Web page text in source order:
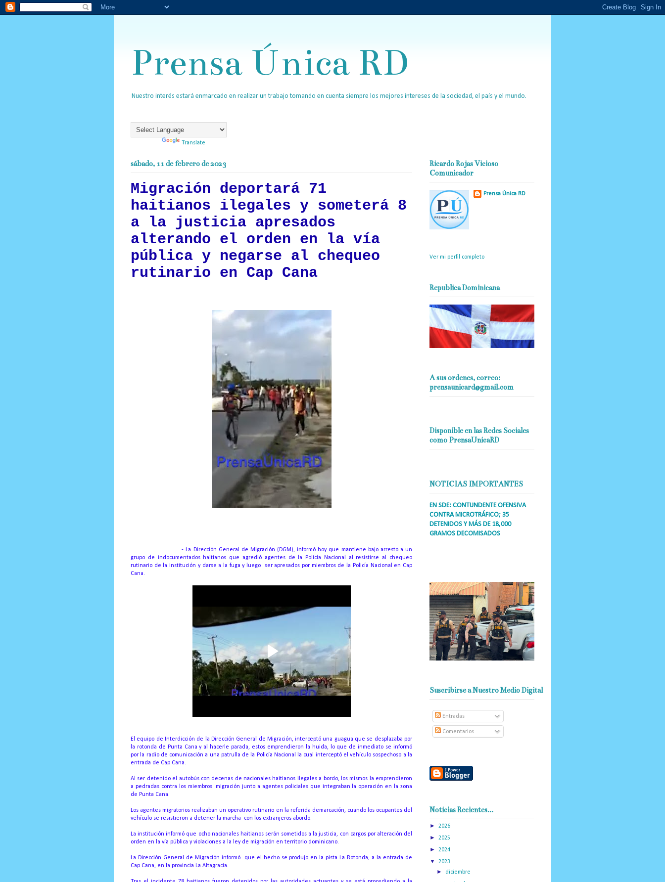
Prensa Única RD
Nuestro interés estará enmarcado en realizar un trabajo tomando en cuenta siempre los mejores intereses de la sociedad, el país y el mundo.
Translate
sábado, 11 de febrero de 2023
Migración deportará 71
haitianos ilegales y someterá 8
a la justicia apresados
alterando el orden en la vía
pública y negarse al chequeo
rutinario en Cap Cana
.- La Dirección General de Migración (DGM), informó hoy que mantiene bajo arresto a un
grupo de indocumentados haitianos que agredió agentes de la Policía Nacional al resistirse al chequeo
rutinario de la institución y darse a la fuga y luego ser apresados por miembros de la Policía Nacional en Cap
Cana.
El equipo de Interdicción de la Dirección General de Migración, interceptó una guagua que se desplazaba por
la rotonda de Punta Cana y al hacerle parada, estos emprendieron la huida, lo que de inmediato se informó
por la radio de comunicación a una patrulla de la Policía Nacional la cual interceptó el vehículo sospechoso a la
entrada de Cap Cana.
Al ser detenido el autobús con decenas de nacionales haitianos ilegales a bordo, los mismos la emprendieron
a pedradas contra los miembros migración junto a agentes policiales que integraban la operación en la zona
de Punta Cana.
Los agentes migratorios realizaban un operativo rutinario en la referida demarcación, cuando los ocupantes del
vehículo se resistieron a detener la marcha con los extranjeros abordo.
La institución informó que ocho nacionales haitianos serán sometidos a la justicia, con cargos por alteración del
orden en la vía pública y violaciones a la ley de migración en territorio dominicano.
La Dirección General de Migración informó que el hecho se produjo en la pista La Rotonda, a la entrada de
Cap Cana, en la provincia La Altagracia.
Ricardo Rojas Vicioso
Comunicador
Prensa Única RD
Ver mi perfil completo
Republica Dominicana
A sus ordenes, correo:
prensaunicard@gmail.com
Disponible en las Redes Sociales
como PrensaUnicaRD
NOTICIAS IMPORTANTES
EN SDE: CONTUNDENTE OFENSIVA
CONTRA MICROTRÁFICO; 35
DETENIDOS Y MÁS DE 18,000
GRAMOS DECOMISADOS
Suscribirse a Nuestro Medio Digital
Entradas
Comentarios
Noticias Recientes...
► 2026
► 2025
► 2024
▼ 2023
► diciembre